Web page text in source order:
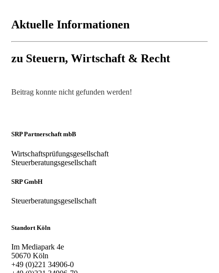
Aktuelle Informationen
zu Steuern, Wirtschaft & Recht
Beitrag konnte nicht gefunden werden!
SRP Partnerschaft mbB
Wirtschaftsprüfungsgesellschaft
Steuerberatungsgesellschaft
SRP GmbH
Steuerberatungsgesellschaft
Standort Köln
Im Mediapark 4e
50670 Köln
+49 (0)221 34906-0